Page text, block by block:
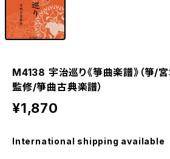
M4138 宇治巡り《箏曲楽譜》（箏/
監修/箏曲古典楽譜）
¥1,870
International shipping available